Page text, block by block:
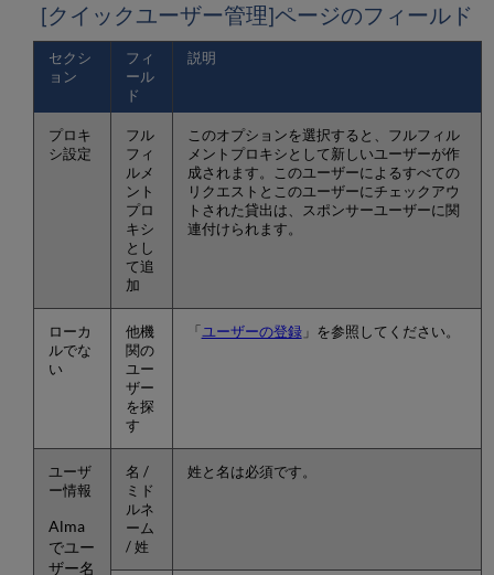
[クイックユーザー管理]ページのフィールド
セクシ
ョン
フィ
ール
ド
説明
プロキ
シ設定
フル
フィ
ルメ
ント
プロ
キシ
とし
て追
加
このオプションを選択すると、フルフィル
メントプロキシとして新しいユーザーが作
成されます。このユーザーによるすべての
リクエストとこのユーザーにチェックアウ
トされた貸出は、スポンサーユーザーに関
連付けられます。
ローカ
ルでな
い
他機
関の
ユー
ザー
を探
す
「 ユーザーの登録」を参照してください。
ユーザ
ー情報
Alma
でユー
ザー名
名 /
ミド
ルネ
ーム
/ 姓
姓と名は必須です。